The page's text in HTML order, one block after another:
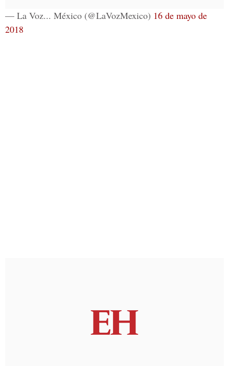
— La Voz... México (@LaVozMexico) 16 de mayo de
2018